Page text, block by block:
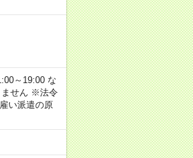
～19:00 な
ません ※法令
い派遣の原